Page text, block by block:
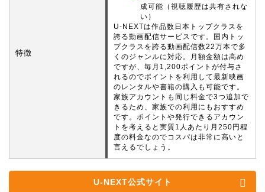
特徴
成可能（視聴履歴は共有されな
い）
U-NEXTは作品数日本トップクラスを
誇る動画配信サービスです。国内トッ
プクラスを誇る動画配信数22万本で多
くのジャンルに対応。月額金額は高め
ですが、毎月1,200ポイントが付与さ
れるのでポイントを利用して最新映画
のレンタルや書籍の購入も可能です。
家族アカウントも同じ料金で3つ追加で
きるため、家族での利用にもおすすめ
です。ポイントや発行できるアカウン
トを考えると実質1人あたり月250円程
度の料金なのでコスパは非常に高いと
言えるでしょう。
U-NEXT公式サイト